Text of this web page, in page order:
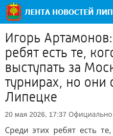
Игорь
ребят есть те,
выступать за
турнирах, но они
Липецке
20 мая 2026, 17:37 Официально
Среди этих ребят есть